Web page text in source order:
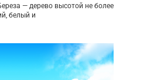
— дерево высотой не более
белый и